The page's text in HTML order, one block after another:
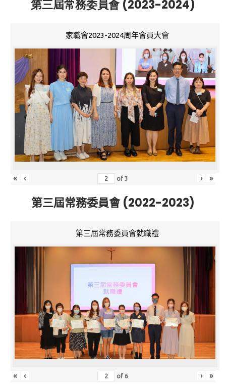
第三屆常務委員會 (2023-2024)
家職會2023-2024周年會員大會
« ‹ of3 › »
第三屆常務委員會 (2022-2023)
第三屆常務委員會就職禮
« ‹ of 6 › »